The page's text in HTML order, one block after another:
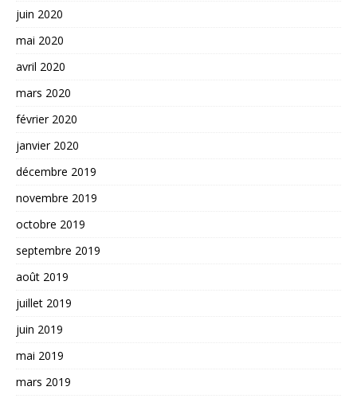
juin 2020
mai 2020
avril 2020
mars 2020
février 2020
janvier 2020
décembre 2019
novembre 2019
octobre 2019
septembre 2019
août 2019
juillet 2019
juin 2019
mai 2019
mars 2019